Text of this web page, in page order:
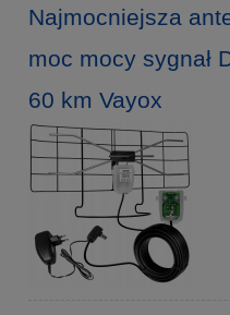
Najmocniejsza
moc mocy sygnał
60 km Vayox